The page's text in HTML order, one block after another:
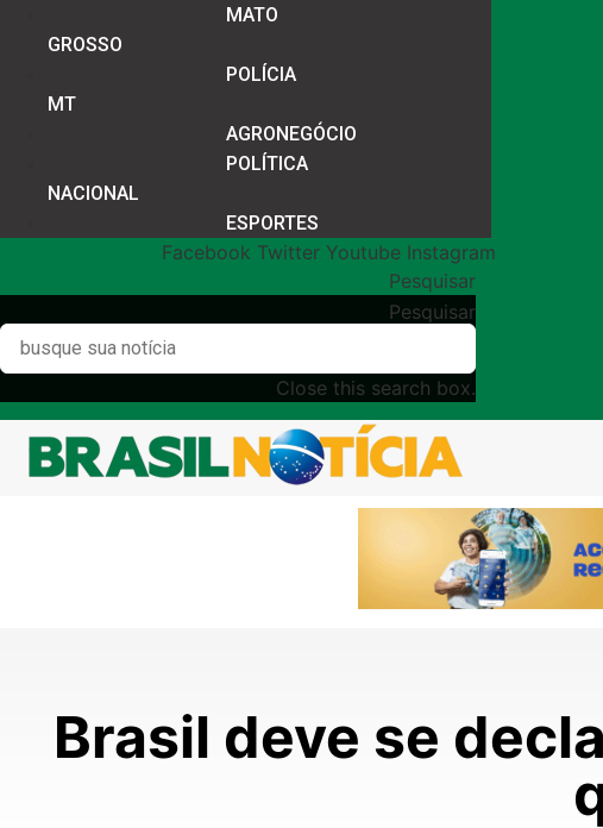
MATO
GROSSO
POLÍCIA
MT
AGRONEGÓCIO
POLÍTICA
NACIONAL
ESPORTES
Facebook Twitter Youtube Instagram
Pesquisar
Pesquisar
Close this search box.
Brasil deve se